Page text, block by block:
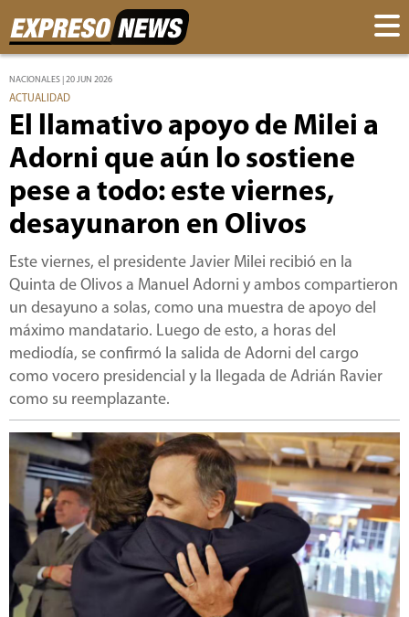
NACIONALES | 20 JUN 2026
ACTUALIDAD
El llamativo apoyo de Milei a
Adorni que aún lo sostiene
pese a todo: este viernes,
desayunaron en Olivos
Este viernes, el presidente Javier Milei recibió en la
Quinta de Olivos a Manuel Adorni y ambos compartieron
un desayuno a solas, como una muestra de apoyo del
máximo mandatario. Luego de esto, a horas del
mediodía, se confirmó la salida de Adorni del cargo
como vocero presidencial y la llegada de Adrián Ravier
como su reemplazante.